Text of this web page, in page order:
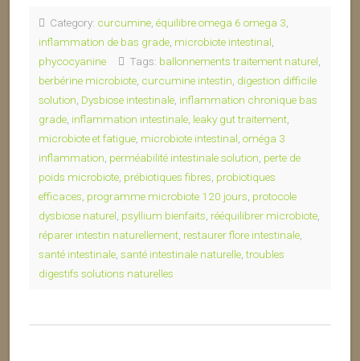
Category: curcumine équilibre omega 6 omega 3
inflammation de bas grade microbiote intestinal
phycocyanine
Tags: ballonnements traitement naturel
berbérine microbiote curcumine intestin digestion difficile
solution Dysbiose intestinale inflammation chronique bas
grade inflammation intestinale leaky gut traitement
microbiote et fatigue microbiote intestinal oméga 3
inflammation perméabilité intestinale solution perte de
poids microbiote prébiotiques fibres probiotiques
efficaces programme microbiote 120 jours protocole
dysbiose naturel psyllium bienfaits rééquilibrer microbiote
réparer intestin naturellement restaurer flore intestinale
santé intestinale santé intestinale naturelle ,troubles
digestifs solutions naturelles